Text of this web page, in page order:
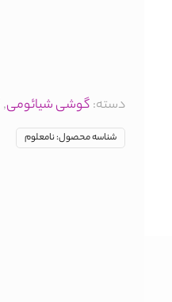
دسته:گوشی شیائومی,
شناسه محصول:نامعلوم